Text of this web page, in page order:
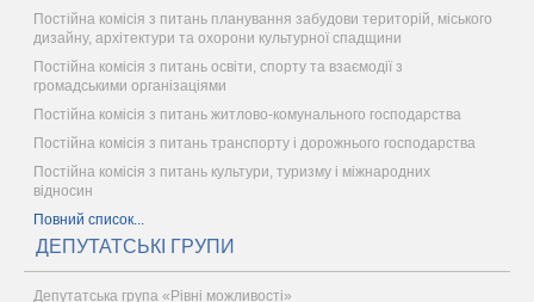
Постійна комісія з питань планування забудови територій, міського
дизайну, архітектури та охорони культурної спадщини
Постійна комісія з питань освіти, спорту та взаємодії з
громадськими організаціями
Постійна комісія з питань житлово-комунального господарства
Постійна комісія з питань транспорту і дорожнього господарства
Постійна комісія з питань культури, туризму і міжнародних
відносин
Повний список...
ДЕПУТАТСЬКІ ГРУПИ
Депутатська група «Рівні можливості»